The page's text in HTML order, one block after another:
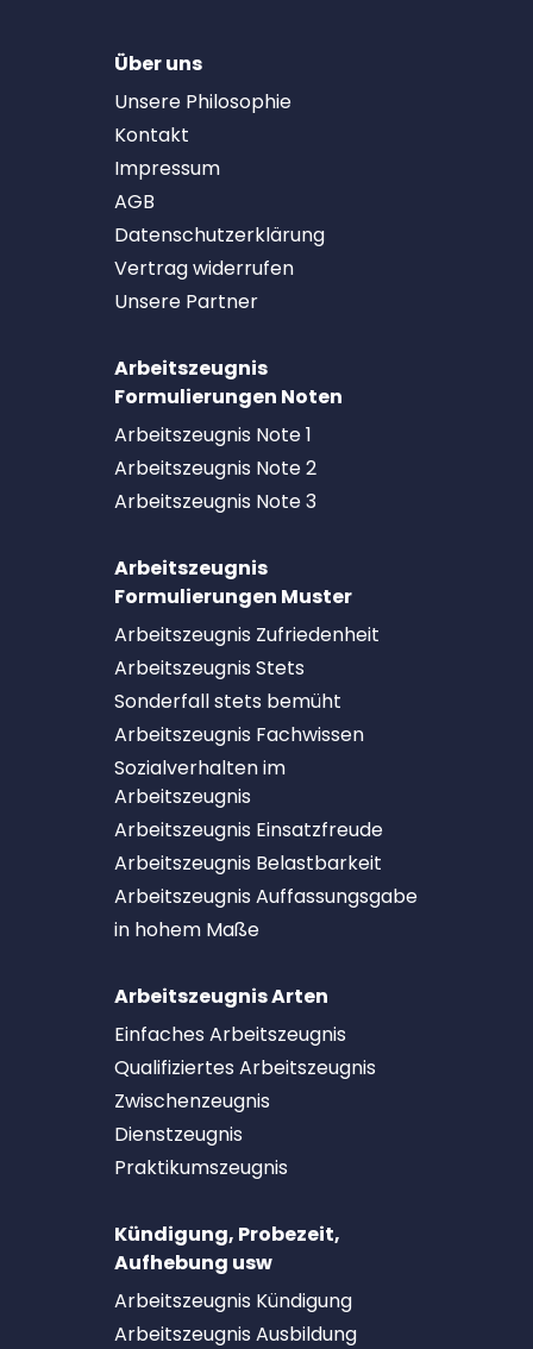
Über uns
Unsere Philosophie
Kontakt
Impressum
AGB
Datenschutzerklärung
Vertrag widerrufen
Unsere Partner
Arbeitszeugnis
Formulierungen Noten
Arbeitszeugnis Note 1
Arbeitszeugnis Note 2
Arbeitszeugnis Note 3
Arbeitszeugnis
Formulierungen Muster
Arbeitszeugnis Zufriedenheit
Arbeitszeugnis Stets
Sonderfall stets bemüht
Arbeitszeugnis Fachwissen
Sozialverhalten im
Arbeitszeugnis
Arbeitszeugnis Einsatzfreude
Arbeitszeugnis Belastbarkeit
Arbeitszeugnis Auffassungsgabe
in hohem Maße
Arbeitszeugnis Arten
Einfaches Arbeitszeugnis
Qualifiziertes Arbeitszeugnis
Zwischenzeugnis
Dienstzeugnis
Praktikumszeugnis
Kündigung, Probezeit,
Aufhebung usw
Arbeitszeugnis Kündigung
Arbeitszeugnis Ausbildung